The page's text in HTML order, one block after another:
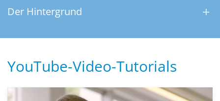
Der Hintergrund
YouTube-Video-Tutorials